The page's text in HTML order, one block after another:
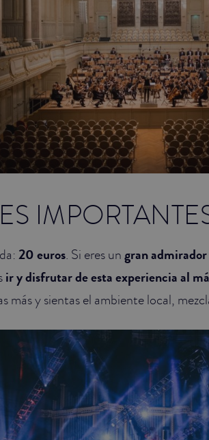
20 euros. Si eres ungran
ir y disfrutar de esta experiencia al
más y sientas el ambiente local,